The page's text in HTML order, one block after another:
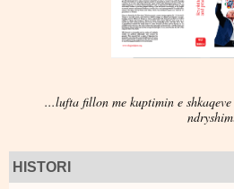
...lufta fillon me kuptimin e